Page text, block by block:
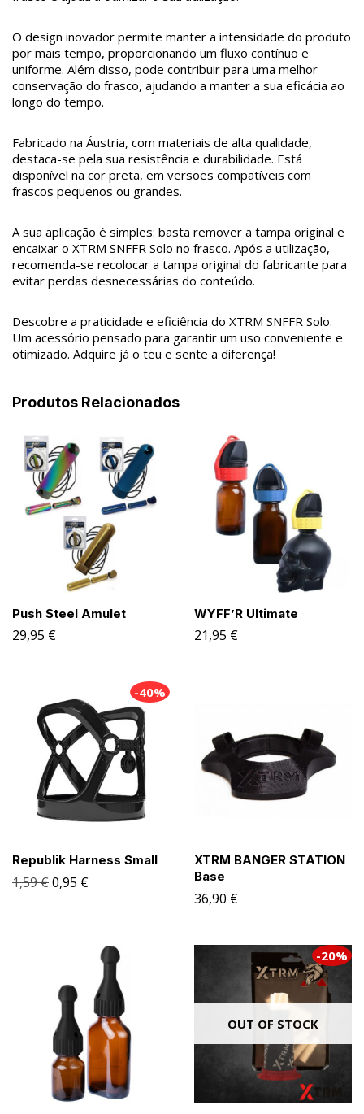
O design inovador permite manter a intensidade do produto
por mais tempo, proporcionando um fluxo contínuo e
uniforme. Além disso, pode contribuir para uma melhor
conservação do frasco, ajudando a manter a sua eficácia ao
longo do tempo.
Fabricado na Áustria, com materiais de alta qualidade,
destaca-se pela sua resistência e durabilidade. Está
disponível na cor preta, em versões compatíveis com
frascos pequenos ou grandes.
A sua aplicação é simples: basta remover a tampa original e
encaixar o XTRM SNFFR Solo no frasco. Após a utilização,
recomenda-se recolocar a tampa original do fabricante para
evitar perdas desnecessárias do conteúdo.
Descobre a praticidade e eficiência do XTRM SNFFR Solo.
Um acessório pensado para garantir um uso conveniente e
otimizado. Adquire já o teu e sente a diferença!
Produtos Relacionados
Push Steel Amulet
29,95 €
WYFF’R Ultimate
21,95 €
-40%
Republik Harness Small
1,59€0,95 €
XTRM BANGER STATION
Base
36,90 €
-20%
OUT OF STOCK